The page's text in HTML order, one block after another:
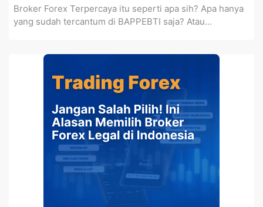
Broker Forex Terpercaya itu seperti apa sih? Apa hanya
yang sudah tercantum di BAPPEBTI saja? Atau...